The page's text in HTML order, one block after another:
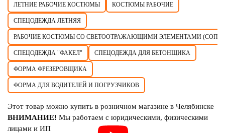
ЛЕТНИЕ РАБОЧИЕ КОСТЮМЫ КОСТЮМЫ РАБОЧИЕ
СПЕЦОДЕЖДА ЛЕТНЯЯ
РАБОЧИЕ КОСТЮМЫ СО СВЕТООТРАЖАЮЩИМИ ЭЛЕМЕНТАМИ (СОП)
СПЕЦОДЕЖДА "ФАКЕЛ" СПЕЦОДЕЖДА ДЛЯ БЕТОНЩИКА
ФОРМА ФРЕЗЕРОВЩИКА
ФОРМА ДЛЯ ВОДИТЕЛЕЙ И ПОГРУЗЧИКОВ
Этот товар можно купить в розничном магазине в Челябинске
ВНИМАНИЕ! Мы работаем с юридическими, физическими
лицами и ИП